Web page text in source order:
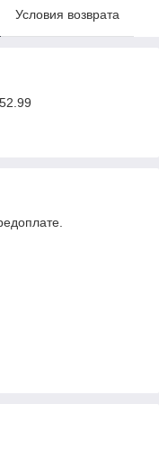
Условия возврата